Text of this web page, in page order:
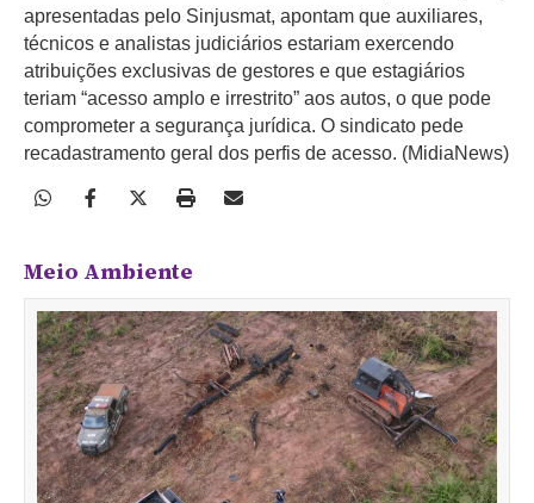
apresentadas pelo Sinjusmat, apontam que auxiliares,
técnicos e analistas judiciários estariam exercendo
atribuições exclusivas de gestores e que estagiários
teriam “acesso amplo e irrestrito” aos autos, o que pode
comprometer a segurança jurídica. O sindicato pede
recadastramento geral dos perfis de acesso. (MidiaNews)
Meio Ambiente